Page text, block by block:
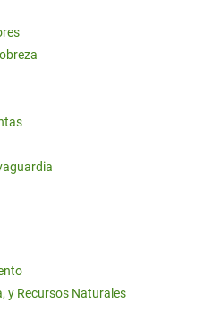
y Recursos Naturales